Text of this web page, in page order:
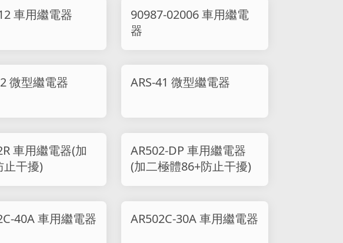
車用繼電器
90987-02006 車用繼電
器
微型繼電器 ARS-41 微型繼電器
車用繼電器(加
止干擾)
AR502-DP 車用繼電器
(加二極體86+防止干擾)
40A 車用繼電器 AR502C-30A 車用繼電器